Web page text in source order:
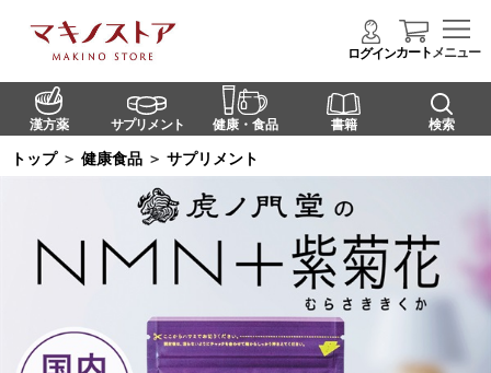
ログインカートメニュー
漢方薬 サプリメント 健康・食品 書籍 検索
トップ ＞ 健康食品 ＞ サプリメント